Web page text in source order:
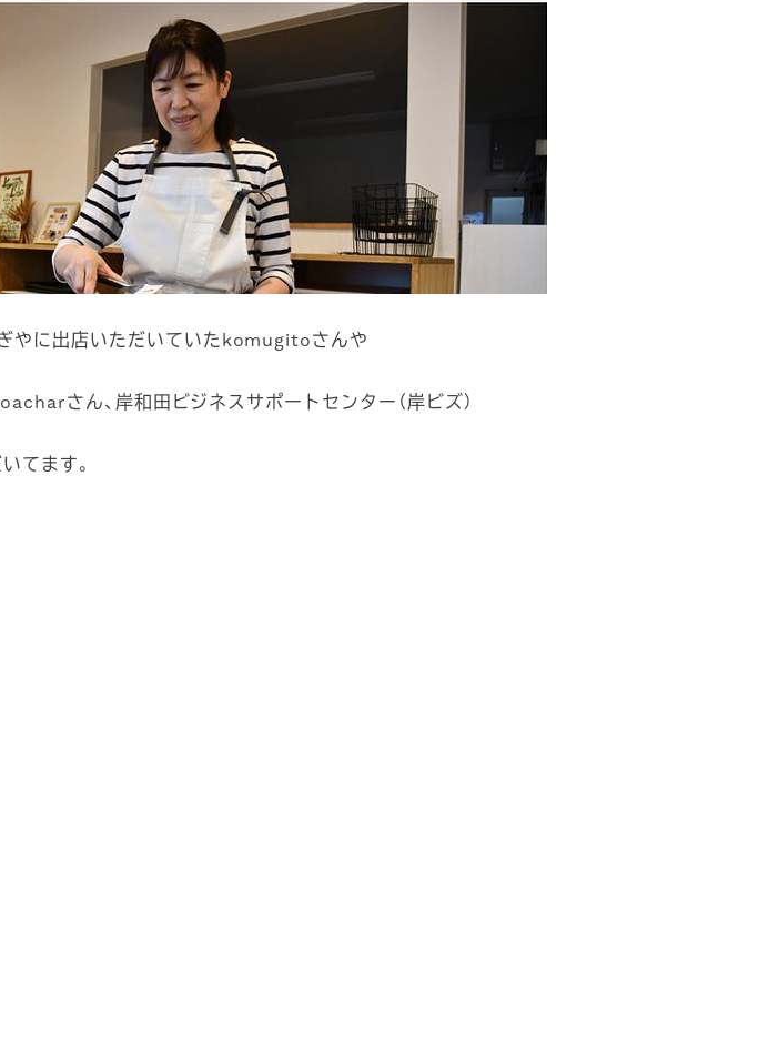
やに出店いただいていたkomugitoさんや
さん、岸和田ビジネスサポートセンター（岸ビズ）
てます。